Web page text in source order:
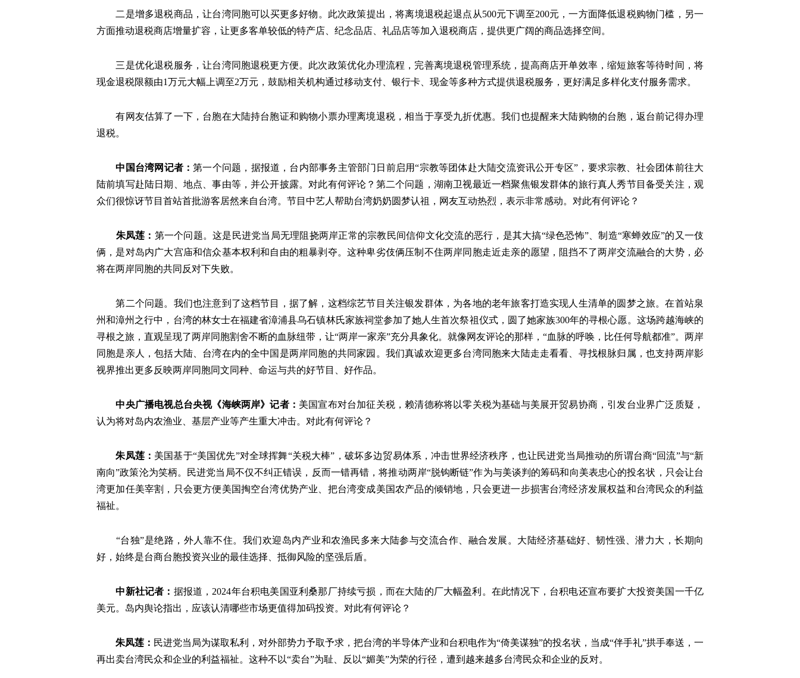
二是增多退税商品，让台湾同胞可以买更多好物。此次政策提出，将离境退税起退点从500元下调至200元，一方面降低退税购物门槛，另一
方面推动退税商店增量扩容，让更多客单较低的特产店、纪念品店、礼品店等加入退税商店，提供更广阔的商品选择空间。
三是优化退税服务，让台湾同胞退税更方便。此次政策优化办理流程，完善离境退税管理系统，提高商店开单效率，缩短旅客等待时间，将
现金退税限额由1万元大幅上调至2万元，鼓励相关机构通过移动支付、银行卡、现金等多种方式提供退税服务，更好满足多样化支付服务需求。
有网友估算了一下，台胞在大陆持台胞证和购物小票办理离境退税，相当于享受九折优惠。我们也提醒来大陆购物的台胞，返台前记得办理
退税。
中国台湾网记者：第一个问题，据报道，台内部事务主管部门日前启用“宗教等团体赴大陆交流资讯公开专区”，要求宗教、社会团体前往大
陆前填写赴陆日期、地点、事由等，并公开披露。对此有何评论？第二个问题，湖南卫视最近一档聚焦银发群体的旅行真人秀节目备受关注，观
众们很惊讶节目首站首批游客居然来自台湾。节目中艺人帮助台湾奶奶圆梦认祖，网友互动热烈，表示非常感动。对此有何评论？
朱凤莲： 第一个问题。这是民进党当局无理阻挠两岸正常的宗教民间信仰文化交流的恶行，是其大搞“绿色恐怖”、制造“寒蝉效应”的又一伎
俩，是对岛内广大宫庙和信众基本权利和自由的粗暴剥夺。这种卑劣伎俩压制不住两岸同胞走近走亲的愿望，阻挡不了两岸交流融合的大势，必
将在两岸同胞的共同反对下失败。
第二个问题。我们也注意到了这档节目，据了解，这档综艺节目关注银发群体，为各地的老年旅客打造实现人生清单的圆梦之旅。在首站泉
州和漳州之行中，台湾的林女士在福建省漳浦县乌石镇林氏家族祠堂参加了她人生首次祭祖仪式，圆了她家族300年的寻根心愿。这场跨越海峡的
寻根之旅，直观呈现了两岸同胞割舍不断的血脉纽带，让“两岸一家亲”充分具象化。就像网友评论的那样，“血脉的呼唤，比任何导航都准”。两岸
同胞是亲人，包括大陆、台湾在内的全中国是两岸同胞的共同家园。我们真诚欢迎更多台湾同胞来大陆走走看看、寻找根脉归属，也支持两岸影
视界推出更多反映两岸同胞同文同种、命运与共的好节目、好作品。
中央广播电视总台央视《海峡两岸》记者： 美国宣布对台加征关税，赖清德称将以零关税为基础与美展开贸易协商，引发台业界广泛质疑，
认为将对岛内农渔业、基层产业等产生重大冲击。对此有何评论？
朱凤莲： 美国基于“美国优先”对全球挥舞“关税大棒”，破坏多边贸易体系，冲击世界经济秩序，也让民进党当局推动的所谓台商“回流”与“新
南向”政策沦为笑柄。民进党当局不仅不纠正错误，反而一错再错，将推动两岸“脱钩断链”作为与美谈判的筹码和向美表忠心的投名状，只会让台
湾更加任美宰割，只会更方便美国掏空台湾优势产业、把台湾变成美国农产品的倾销地，只会更进一步损害台湾经济发展权益和台湾民众的利益
福祉。
“台独”是绝路，外人靠不住。我们欢迎岛内产业和农渔民多来大陆参与交流合作、融合发展。大陆经济基础好、韧性强、潜力大，长期向
好，始终是台商台胞投资兴业的最佳选择、抵御风险的坚强后盾。
中新社记者： 据报道，2024年台积电美国亚利桑那厂持续亏损，而在大陆的厂大幅盈利。在此情况下，台积电还宣布要扩大投资美国一千亿
美元。岛内舆论指出，应该认清哪些市场更值得加码投资。对此有何评论？
朱凤莲： 民进党当局为谋取私利，对外部势力予取予求，把台湾的半导体产业和台积电作为“倚美谋独”的投名状，当成“伴手礼”拱手奉送，一
再出卖台湾民众和企业的利益福祉。这种不以“卖台”为耻、反以“媚美”为荣的行径，遭到越来越多台湾民众和企业的反对。